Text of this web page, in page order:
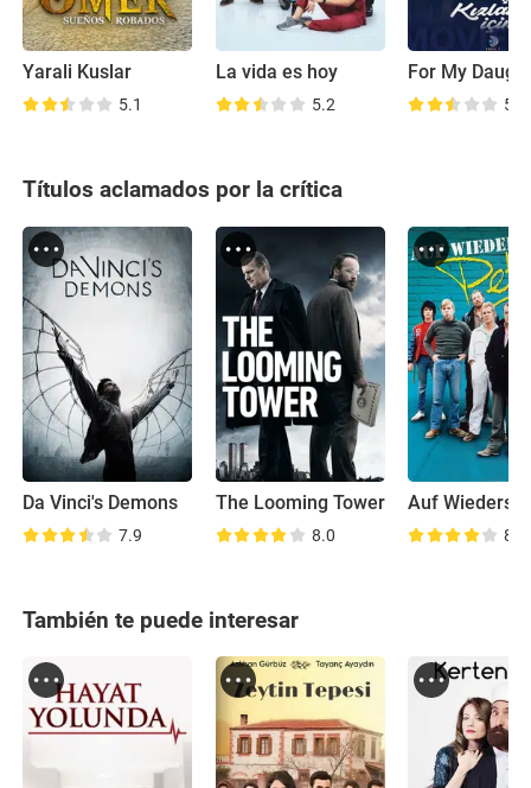
Yarali Kuslar
5.1
La vida es hoy
5.2
For My
5.2
Títulos aclamados por la crítica
Da Vinci's Demons
7.9
The Looming Tower
8.0 8.5
También te puede interesar